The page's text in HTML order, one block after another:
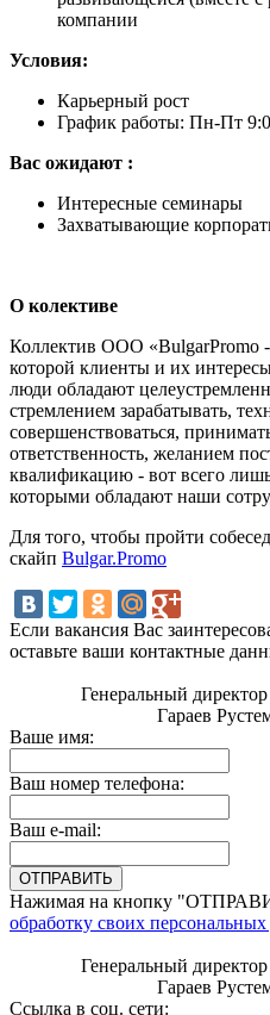
компании
Условия:
Карьерный рост
График работы: Пн-Пт
Вас ожидают :
Интересные семинары
Захватывающие
О колективе
Коллектив ООО «BulgarPromo
которой клиенты и их
люди обладают
стремлением зарабатывать,
совершенствоваться,
ответственность, желанием
квалификацию - вот всего
которыми обладают наши
Для того, чтобы пройти
скайп Bulgar.Promo
Если вакансия Вас
оставьте ваши контактные
Генеральный
Гараев
Ваше имя:
Ваш номер телефона:
Ваш e-mail:
Нажимая на кнопку
обработку своих
Генеральный
Гараев
Ссылка в соц. сети: